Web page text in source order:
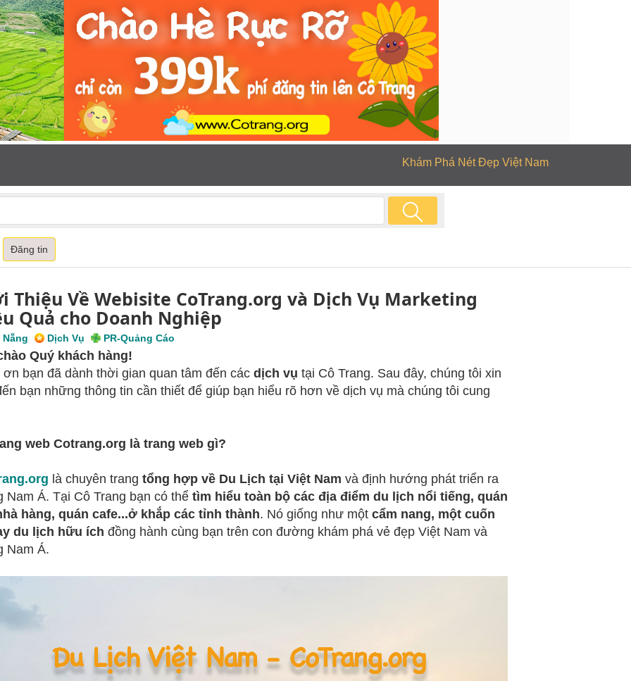
Khám Phá Nét Đẹp Việt Nam
Đăng tin
Thiệu Về Webisite CoTrang.org và Dịch Vụ Marketing
Quả cho Doanh Nghiệp
Dịch Vụ PR-Quảng Cáo
Quý khách hàng!
ơn bạn đã dành thời gian quan tâm đến các dịch vụ tại Cô Trang. Sau đây, chúng tôi xin
bạn những thông tin cần thiết để giúp bạn hiểu rõ hơn về dịch vụ mà chúng tôi cung
web Cotrang.org là trang web gì?
là chuyên trang tổng hợp về Du Lịch tại Việt Nam và định hướng phát triển ra
Nam Á. Tại Cô Trang bạn có thể tìm hiểu toàn bộ các địa điểm du lịch nổi tiếng, quán
hàng, quán cafe...ở khắp các tỉnh thành. Nó giống như một cẩm nang, một cuốn
du lịch hữu ích đồng hành cùng bạn trên con đường khám phá vẻ đẹp Việt Nam và
Nam Á.